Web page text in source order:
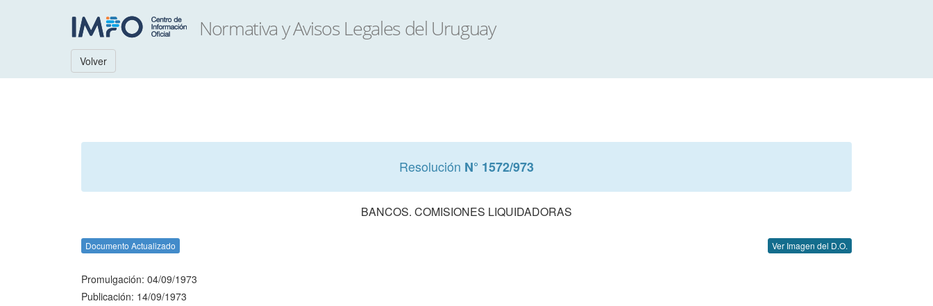
Volver
Resolución N° 1572/973
BANCOS. COMISIONES LIQUIDADORAS
Documento Actualizado Ver Imagen del D.O.
Promulgación: 04/09/1973
Publicación: 14/09/1973